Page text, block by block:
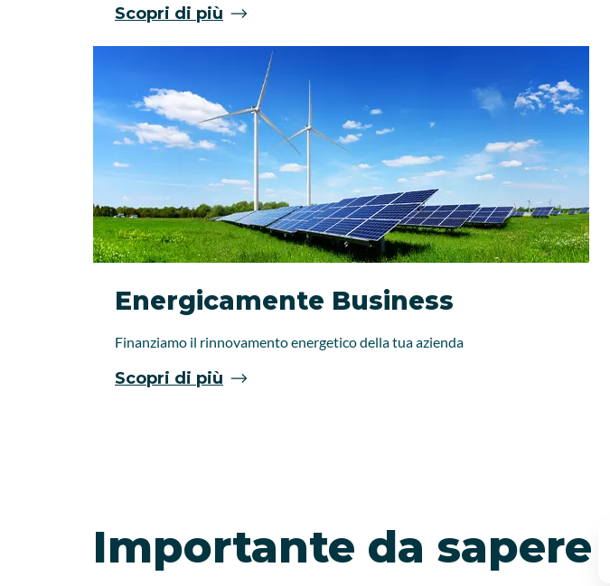
Scopri di più
Energicamente Business
Finanziamo il rinnovamento energetico della tua azienda
Scopri di più
Importante da sapere